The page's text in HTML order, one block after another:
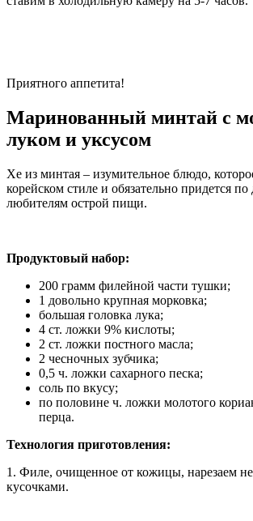
Приятного аппетита!
Маринованный минтай с
луком и уксусом
Хе из минтая – изумительное блюдо,
корейском стиле и обязательно придется
любителям острой пищи.
Продуктовый набор:
200 грамм филейной части тушки;
1 довольно крупная морковка;
большая головка лука;
4 ст. ложки 9% кислоты;
2 ст. ложки постного масла;
2 чесночных зубчика;
0,5 ч. ложки сахарного песка;
соль по вкусу;
по половине ч. ложки молотого
перца.
Технология приготовления:
1. Филе, очищенное от кожицы, нарезаем
кусочками.